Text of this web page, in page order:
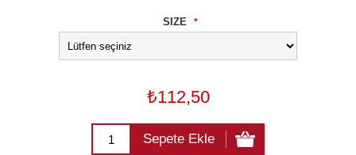
SIZE *
₺112,50
Sepete Ekle